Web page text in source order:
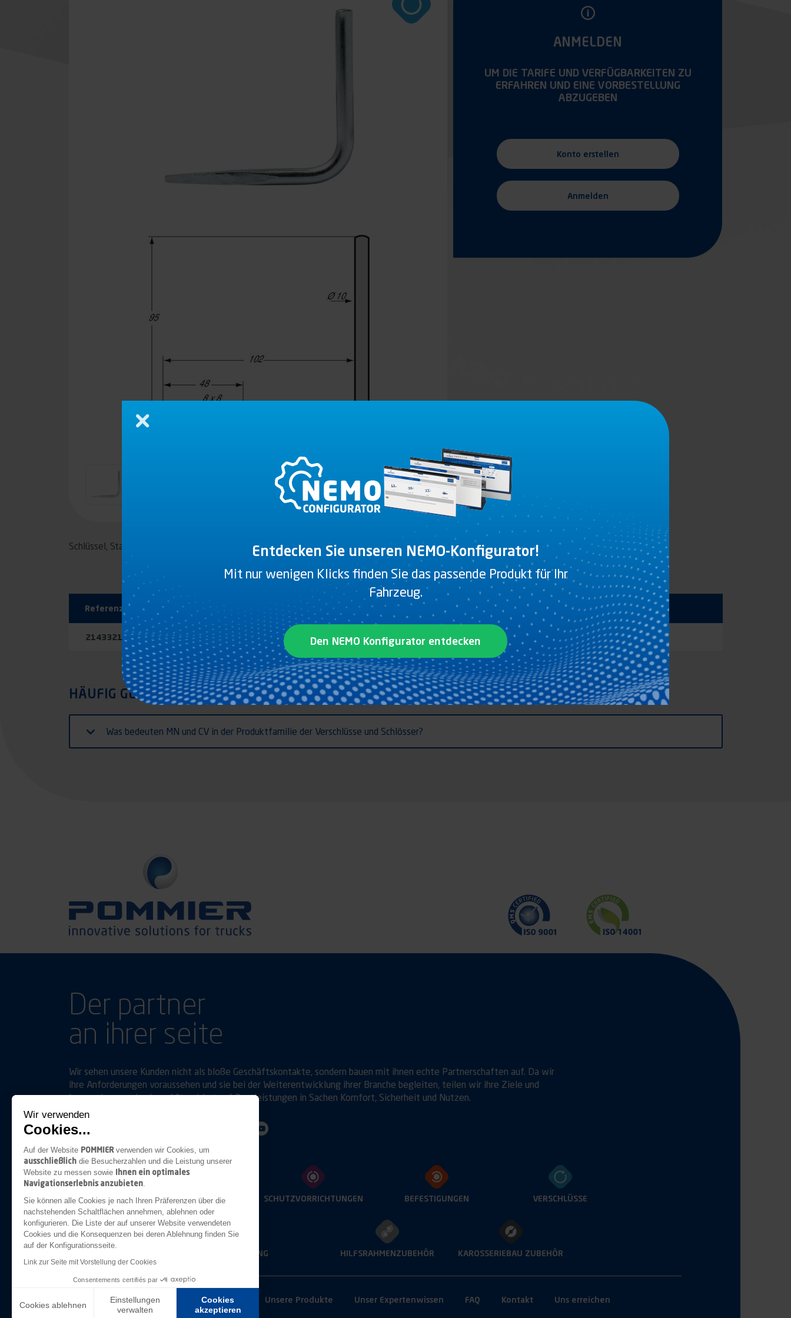
Wir verwenden
Cookies...
Auf der Website POMMIER verwenden wir Cookies, um
ausschließlich die Besucherzahlen und die Leistung unserer
Website zu messen sowie Ihnen ein optimales
Navigationserlebnis anzubieten
Sie können alle Cookies je nach Ihren Präferenzen über die
nachstehenden Schaltflächen annehmen, ablehnen oder
konfigurieren. Die Liste der auf unserer Website verwendeten
Cookies und die Konsequenzen bei deren Ablehnung finden Sie
auf der Konfigurationsseite.
Link zur Seite mit Vorstellung der Cookies
Consentements certifiés par
Cookies ablehnen
Einstellungen
verwalten
Cookies
akzeptieren
Schlüssel, Stahl verzinkt
ANMELDEN
UM DIE TARIFE UND VERFÜGBARKEITEN ZU
ERFAHREN UND EINE VORBESTELLUNG
ABZUGEBEN
Konto erstellen
Anmelden
Referenz
2143321
PDF STP
10 0,11
HÄUFIG GESTELLTE FRAGEN
Was bedeuten MN und CV in der Produktfamilie der Verschlüsse und Schlösser?
Der partner
an ihrer seite
Wir sehen unsere Kunden nicht als bloße Geschäftskontakte, sondern bauen mit ihnen echte Partnerschaften auf. Da wir
ihre Anforderungen voraussehen und sie bei der Weiterentwicklung ihrer Branche begleiten, teilen wir ihre Ziele und
legen, ebenso wie sie, größten Wert auf Bestleistungen in Sachen Komfort, Sicherheit und Nutzen.
Folgen Sie uns auf
ANHÄNGERKUPPLUNGEN SCHUTZVORRICHTUNGEN BEFESTIGUNGEN VERSCHLÜSSE
BELEUCHTUNG HILFSRAHMENZUBEHÖR KAROSSERIEBAU ZUBEHÖR
Die Unternehmensgruppe Unsere Produkte Unser Expertenwissen FAQ Kontakt Uns erreichen
Entdecken Sie unseren NEMO-Konfigurator!
Mit nur wenigen Klicks finden Sie das passende Produkt für Ihr
Fahrzeug.
Den NEMO Konfigurator entdecken